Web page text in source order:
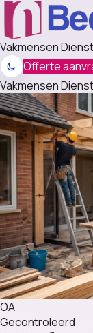
Vakmensen
Offerte
Vakmensen
OA
Gecontroleerd